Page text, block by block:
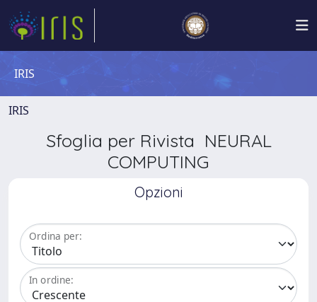
IRIS
IRIS
Sfoglia per Rivista NEURAL
COMPUTING
Opzioni
Ordina per:
In ordine: